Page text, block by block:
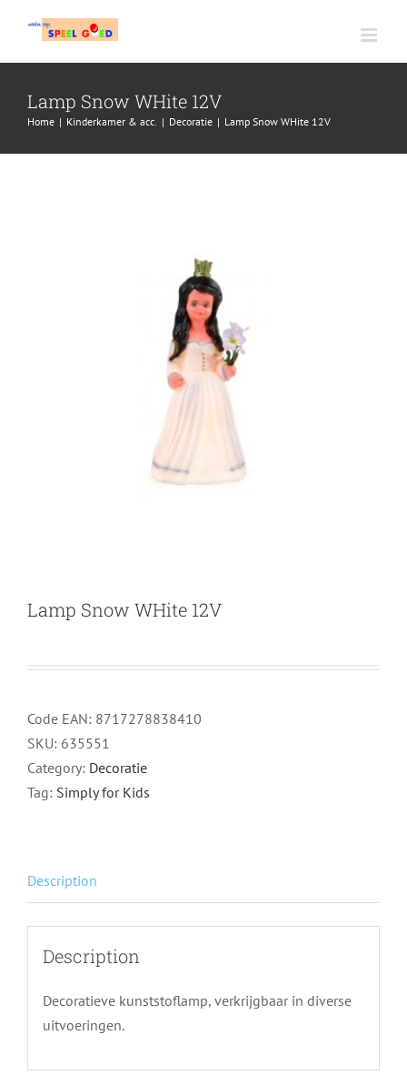
inhoud
Lamp Snow WHite 12V
Home | Kinderkamer & acc. | Decoratie | Lamp Snow WHite 12V
Lamp Snow WHite 12V
Code EAN: 8717278838410
SKU: 635551
Category: Decoratie
Tag: Simply for Kids
Description
Description
Decoratieve kunststoflamp, verkrijgbaar in diverse
uitvoeringen.